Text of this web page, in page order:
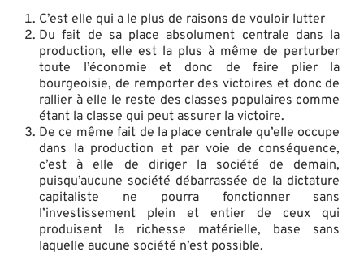
C’est elle qui a le plus de raisons de vouloir lutter
Du fait de sa place absolument centrale dans la
production, elle est la plus à même de perturber
toute l’économie et donc de faire plier la
bourgeoisie, de remporter des victoires et donc de
rallier à elle le reste des classes populaires comme
étant la classe qui peut assurer la victoire.
De ce même fait de la place centrale qu’elle occupe
dans la production et par voie de conséquence,
c’est à elle de diriger la société de demain,
puisqu’aucune société débarrassée de la dictature
capitaliste ne pourra fonctionner sans
l’investissement plein et entier de ceux qui
produisent la richesse matérielle, base sans
laquelle aucune société n’est possible.